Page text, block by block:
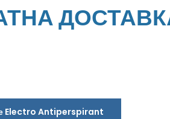
Electro Antiperspirant